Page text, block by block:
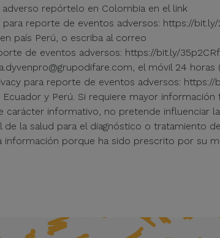
adverso repórtelo en Colombia en el link
reporte de eventos adversos: https://bit.ly/
país Perú, o escriba al correo
de eventos adversos: https://bit.ly/
el móvil 24
para reporte de eventos adversos: https://
y Perú. Si requiere mayor
informativo, no pretende influenciar
la salud para el diagnóstico o tratamiento
información porque ha sido prescrito por su